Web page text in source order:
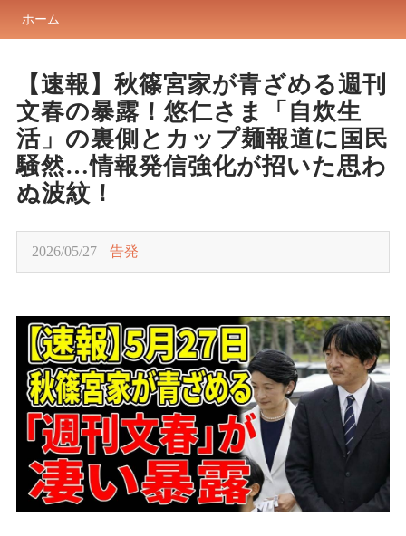
ホーム
【速報】秋篠宮家が青ざめる週刊
文春の暴露！悠仁さま「自炊生
活」の裏側とカップ麺報道に国民
騒然…情報発信強化が招いた思わ
ぬ波紋！
2026/05/27 告発